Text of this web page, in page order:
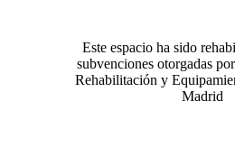
Este espacio ha sido
subvenciones otorgadas
Rehabilitación y
Madrid